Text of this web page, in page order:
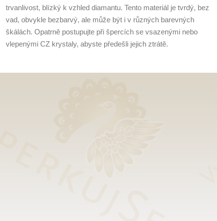
trvanlivost, blízký k vzhled diamantu. Tento materiál je tvrdý, bez
vad, obvykle bezbarvý, ale může být i v různých barevných
škálách. Opatrně postupujte při špercích se vsazenými nebo
vlepenými CZ krystaly, abyste předešli jejich ztrátě.